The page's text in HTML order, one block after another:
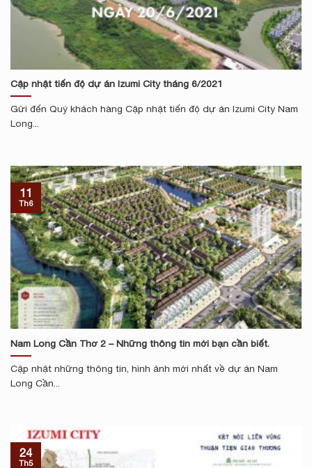
Cập nhật tiến độ dự án Izumi City tháng 6/2021
Gửi đến Quý khách hàng Cập nhật tiến độ dự án Izumi City Nam
Long...
Nam Long Cần Thơ 2 – Những thông tin mới bạn cần biết.
Cập nhật những thông tin, hình ảnh mới nhất về dự án Nam
Long Cần...
11
Th6
24
Th5